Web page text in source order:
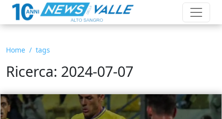
Home tags
Ricerca: 2024-07-07